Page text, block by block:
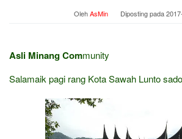
OlehAsMin Diposting pada
Asli Minang Community
Salamaik pagi rang Kota Sawah Lunto